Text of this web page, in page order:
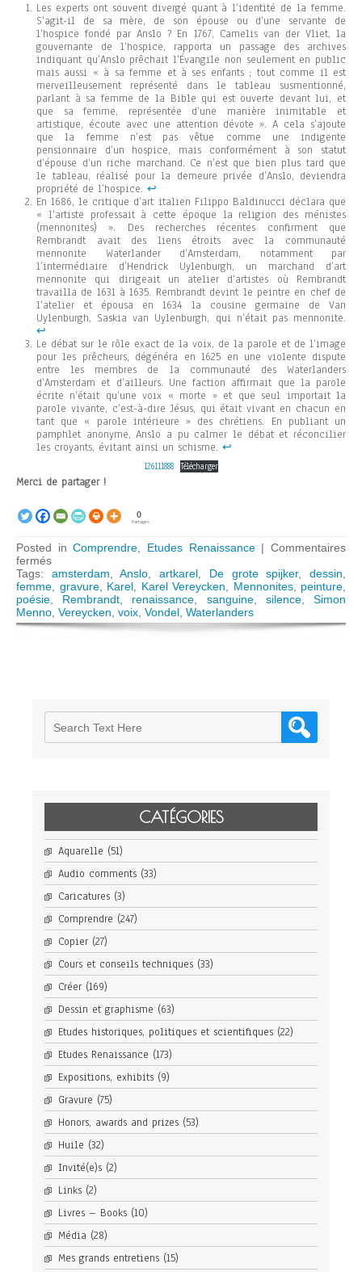
Les experts ont souvent divergé quant à l’identité de la femme.
S’agit-il de sa mère, de son épouse ou d’une servante de
l’hospice fondé par Anslo ? En 1767, Camelis van der Vliet, la
gouvernante de l’hospice, rapporta un passage des archives
indiquant qu’Anslo prêchait l’Évangile non seulement en public
mais aussi « à sa femme et à ses enfants ; tout comme il est
merveilleusement représenté dans le tableau susmentionné,
parlant à sa femme de la Bible qui est ouverte devant lui, et
que sa femme, représentée d’une manière inimitable et
artistique, écoute avec une attention dévote ». A cela s’ajoute
que la femme n’est pas vêtue comme une indigente
pensionnaire d’un hospice, mais conformément à son statut
d’épouse d’un riche marchand. Ce n’est que bien plus tard que
le tableau, réalisé pour la demeure privée d’Anslo, deviendra
propriété de l’hospice. ↩︎
En 1686, le critique d’art italien Filippo Baldinucci déclara que
« l’artiste professait à cette époque la religion des ménistes
(mennonites) ». Des recherches récentes confirment que
Rembrandt avait des liens étroits avec la communauté
mennonite Waterlander d’Amsterdam, notamment par
l’intermédiaire d’Hendrick Uylenburgh, un marchand d’art
mennonite qui dirigeait un atelier d’artistes où Rembrandt
travailla de 1631 à 1635. Rembrandt devint le peintre en chef de
l’atelier et épousa en 1634 la cousine germaine de Van
Uylenburgh, Saskia van Uylenburgh, qui n’était pas mennonite.
↩︎
Le débat sur le rôle exact de la voix, de la parole et de l’image
pour les prêcheurs, dégénéra en 1625 en une violente dispute
entre les membres de la communauté des Waterlanders
d’Amsterdam et d’ailleurs. Une faction affirmait que la parole
écrite n’était qu’une voix « morte » et que seul importait la
parole vivante, c’est-à-dire Jésus, qui était vivant en chacun en
tant que « parole intérieure » des chrétiens. En publiant un
pamphlet anonyme, Anslo a pu calmer le débat et réconcilier
les croyants, évitant ainsi un schisme. ↩︎
126111888 Télécharger
Merci de partager !
0
Partages
Posted inComprendre Etudes Renaissance|Commentaires
ferméssur
Rembrandt,
la
science
de
« peindre
Tags: amsterdam ,Anslo ,artkarel De grote spijker,dessin
femme
gravure, Karel Karel Vereycken Mennonites, peinture
poésie
Rembrandt renaissance sanguine, silence,Simon
Menno Vereycken voix Vondel Waterlanders
CATÉGORIES
Aquarelle (51)
Audio comments (33)
Caricatures (3)
Comprendre (247)
Copier (27)
Cours et conseils techniques (33)
Créer (169)
Dessin et graphisme (63)
Etudes historiques, politiques et scientifiques (22)
Etudes Renaissance (173)
Expositions, exhibits (9)
Gravure (75)
Honors, awards and prizes (53)
Huile (32)
Invité(e)s (2)
Links (2)
Livres – Books (10)
Média (28)
Mes grands entretiens (15)